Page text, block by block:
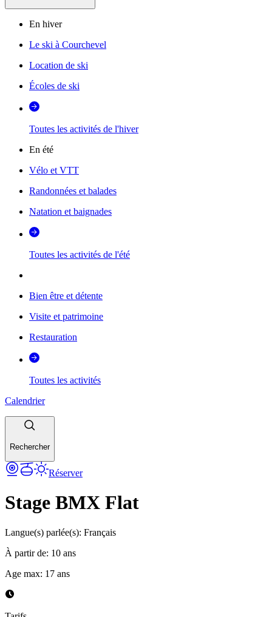
En hiver
Le ski à Courchevel
Location de ski
Écoles de ski
Toutes les activités de l'hiver
En été
Vélo et VTT
Randonnées et balades
Natation et baignades
Toutes les activités de l'été
Bien être et détente
Visite et patrimoine
Restauration
Toutes les activités
Calendrier
Rechercher
Réserver
Stage BMX Flat
Langue(s) parlée(s): Français
À partir de: 10 ans
Age max: 17 ans